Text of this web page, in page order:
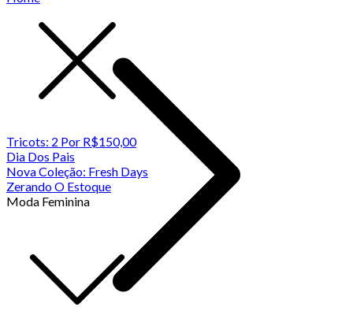
Tricots: 2 Por R$150,00
Dia Dos Pais
Nova Coleção: Fresh Days
Zerando O Estoque
Moda Feminina